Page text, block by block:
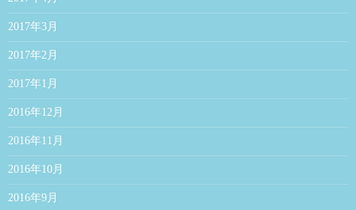
2017年3月
2017年2月
2017年1月
2016年12月
2016年11月
2016年10月
2016年9月